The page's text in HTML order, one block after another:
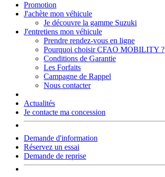
Promotion
J'achète mon véhicule
Je découvre la gamme Suzuki
J'entretiens mon véhicule
Prendre rendez-vous en ligne
Pourquoi choisir CFAO MOBILITY ?
Conditions de Garantie
Les Forfaits
Campagne de Rappel
Nous contacter
Actualités
Je contacte ma concession
Demande d'information
Réservez un essai
Demande de reprise